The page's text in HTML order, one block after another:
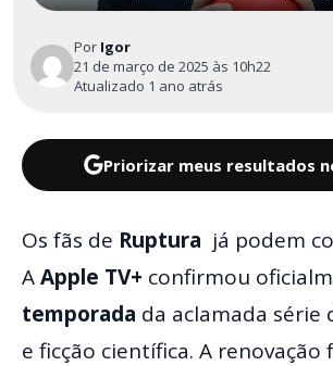
Por Igor
21 de março de 2025 às 10h22
Atualizado 1 ano atrás
Priorizar meus resultados
Os fãs de Ruptura já podem
AApple TV+ confirmou
temporada da aclamada série
e ficção científica. A renovação